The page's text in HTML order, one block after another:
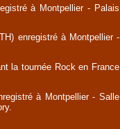
à Montpellier - Palais
enregistré à Montpellier -
la tournée Rock en France
à Montpellier - Salle